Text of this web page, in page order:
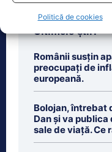
Politică de cookies
Ultimele știri
Românii susțin
preocupați de
europeană.
Bolojan, întrebat
Dan și va
sale de viață. Ce